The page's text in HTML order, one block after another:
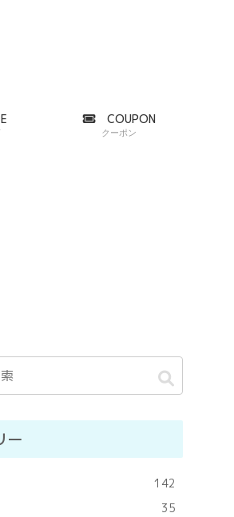
COUPON
クーポン
ー
142
35